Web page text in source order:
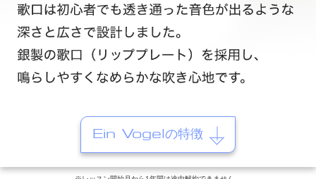
Ein Vogelの特徴